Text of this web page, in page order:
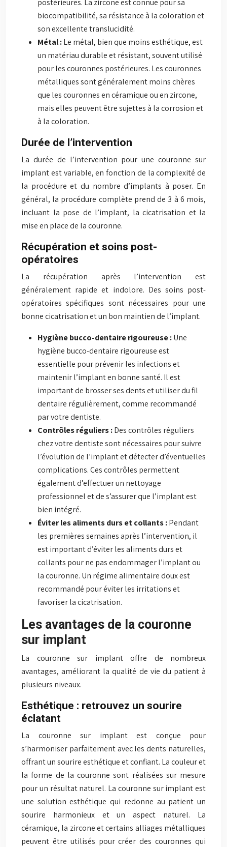
postérieures. La zircone est connue pour sa
biocompatibilité, sa résistance à la coloration et
son excellente translucidité.
Métal :Le métal, bien que moins esthétique, est
un matériau durable et résistant, souvent utilisé
pour les couronnes postérieures. Les couronnes
métalliques sont généralement moins chères
que les couronnes en céramique ou en zircone,
mais elles peuvent être sujettes à la corrosion et
à la coloration.
Durée de l’intervention
La durée de l’intervention pour une couronne sur
implant est variable, en fonction de la complexité de
la procédure et du nombre d’implants à poser. En
général, la procédure complète prend de 3 à 6 mois,
incluant la pose de l’implant, la cicatrisation et la
mise en place de la couronne.
Récupération et soins post-
opératoires
La récupération après l’intervention est
généralement rapide et indolore. Des soins post-
opératoires spécifiques sont nécessaires pour une
bonne cicatrisation et un bon maintien de l’implant.
Hygiène bucco-dentaire rigoureuse :Une
hygiène bucco-dentaire rigoureuse est
essentielle pour prévenir les infections et
maintenir l’implant en bonne santé. Il est
important de brosser ses dents et utiliser du fil
dentaire régulièrement, comme recommandé
par votre dentiste.
Contrôles réguliers :Des contrôles réguliers
chez votre dentiste sont nécessaires pour suivre
l’évolution de l’implant et détecter d’éventuelles
complications. Ces contrôles permettent
également d’effectuer un nettoyage
professionnel et de s’assurer que l’implant est
bien intégré.
Éviter les aliments durs et collants :Pendant
les premières semaines après l’intervention, il
est important d’éviter les aliments durs et
collants pour ne pas endommager l’implant ou
la couronne. Un régime alimentaire doux est
recommandé pour éviter les irritations et
favoriser la cicatrisation.
Les avantages de la couronne
sur implant
La couronne sur implant offre de nombreux
avantages, améliorant la qualité de vie du patient à
plusieurs niveaux.
Esthétique : retrouvez un sourire
éclatant
La couronne sur implant est conçue pour
s’harmoniser parfaitement avec les dents naturelles,
offrant un sourire esthétique et confiant. La couleur et
la forme de la couronne sont réalisées sur mesure
pour un résultat naturel. La couronne sur implant est
une solution esthétique qui redonne au patient un
sourire harmonieux et un aspect naturel. La
céramique, la zircone et certains alliages métalliques
peuvent être utilisés pour créer des couronnes qui